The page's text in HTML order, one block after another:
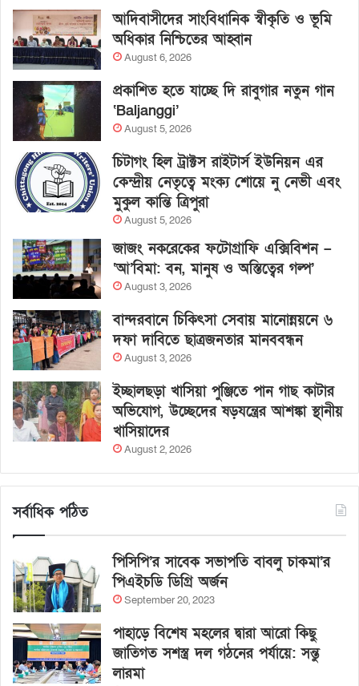
আদিবাসীদের সাংবিধানিক স্বীকৃতি ও ভূমি
অধিকার নিশ্চিতের আহ্বান
August 6, 2026
প্রকাশিত হতে যাচ্ছে দি রাবুগার নতুন গান
‘Baljanggi’
August 5, 2026
চিটাগং হিল ট্রাক্টস রাইটার্স ইউনিয়ন এর
কেন্দ্রীয় নেতৃত্বে মংক্য শোয়ে নু নেভী এবং
মুকুল কান্তি ত্রিপুরা
August 5, 2026
জাজং নকরেকের ফটোগ্রাফি এক্সিবিশন –
‘আ’বিমা: বন, মানুষ ও অস্তিত্বের গল্প’
August 3, 2026
বান্দরবানে চিকিৎসা সেবায় মানোন্নয়নে ৬
দফা দাবিতে ছাত্রজনতার মানববন্ধন
August 3, 2026
ইচ্ছালছড়া খাসিয়া পুঞ্জিতে পান গাছ কাটার
অভিযোগ, উচ্ছেদের ষড়যন্ত্রের আশঙ্কা স্থানীয়
খাসিয়াদের
August 2, 2026
সর্বাধিক পঠিত
পিসিপি’র সাবেক সভাপতি বাবলু চাকমা’র
পিএইচডি ডিগ্রি অর্জন
September 20, 2023
পাহাড়ে বিশেষ মহলের দ্বারা আরো কিছু
জাতিগত সশস্ত্র দল গঠনের পর্যায়ে: সন্তু
লারমা